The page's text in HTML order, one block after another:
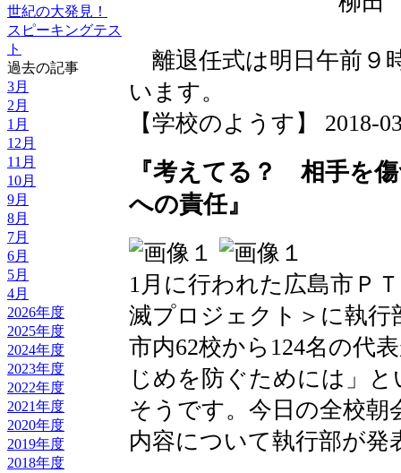
世紀の大発見！
スピーキングテス
ト
過去の記事
3月
2月
1月
12月
11月
10月
9月
8月
7月
6月
5月
4月
2026年度
2025年度
2024年度
2023年度
2022年度
2021年度
2020年度
2019年度
2018年度
離退任式は明日午前９
います。
【学校のようす】 2018-
『考えてる？ 相手を
への責任』
1月に行われた広島市Ｐ
滅プロジェクト＞に執行
市内62校から124名の代
じめを防ぐためには」
そうです。今日の全校
内容について執行部が